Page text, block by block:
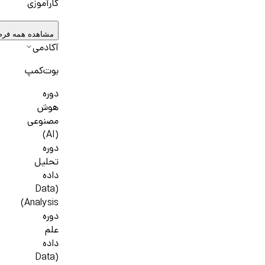
کارآموزی
مشاهده همه
آکادمی
بوت‌کمپ
دوره
هوش
مصنوعی
(AI)
دوره
تحلیل
داده
(Data
Analysis)
دوره
علم
داده
(Data